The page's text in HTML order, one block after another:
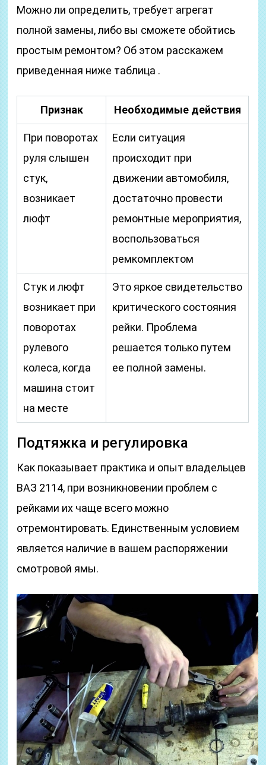
Можно ли определить, требует агрегат
полной замены, либо вы сможете обойтись
простым ремонтом? Об этом расскажем
приведенная ниже таблица .
Признак Необходимые действия
При поворотах
руля слышен
стук,
возникает
люфт
Если ситуация
происходит при
движении автомобиля,
достаточно провести
ремонтные мероприятия,
воспользоваться
ремкомплектом
Стук и люфт
возникает при
поворотах
рулевого
колеса, когда
машина стоит
на месте
Это яркое свидетельство
критического состояния
рейки. Проблема
решается только путем
ее полной замены.
Подтяжка и регулировка
Как показывает практика и опыт владельцев
ВАЗ 2114, при возникновении проблем с
рейками их чаще всего можно
отремонтировать. Единственным условием
является наличие в вашем распоряжении
смотровой ямы.